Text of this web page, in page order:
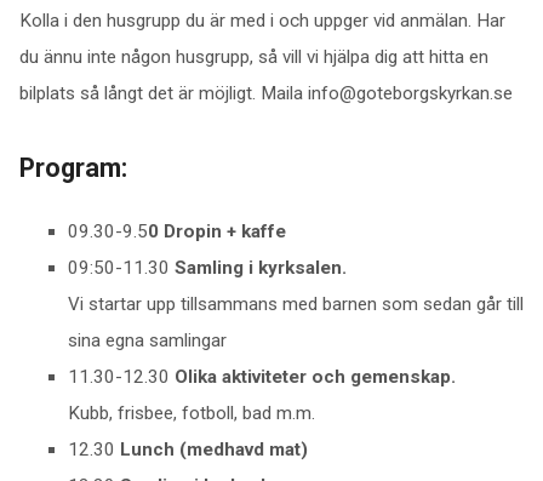
Kolla i den husgrupp du är med i och uppger vid anmälan. Har
du ännu inte någon husgrupp, så vill vi hjälpa dig att hitta en
bilplats så långt det är möjligt. Maila info@goteborgskyrkan.se
Program:
09.30-9.50 Dropin + kaffe
09:50-11.30 Samling i kyrksalen.
Vi startar upp tillsammans med barnen som sedan går till
sina egna samlingar
11.30-12.30 Olika aktiviteter och gemenskap.
Kubb, frisbee, fotboll, bad m.m.
12.30 Lunch (medhavd mat)